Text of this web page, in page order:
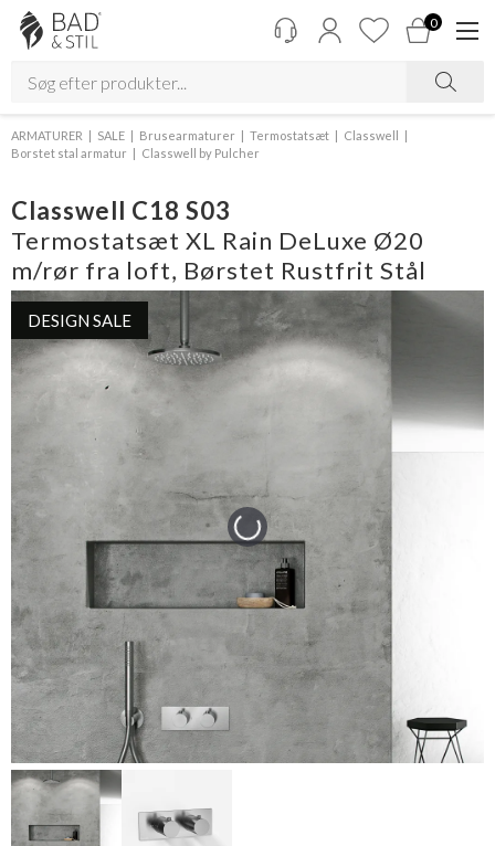
0
ARMATURER SALE Brusearmaturer Termostatsæt
Classwell
Borstet stal armatur
Classwell by Pulcher
Classwell C18 S03
Termostatsæt XL Rain DeLuxe Ø20
m/rør fra loft, Børstet Rustfrit Stål
DESIGN SALE